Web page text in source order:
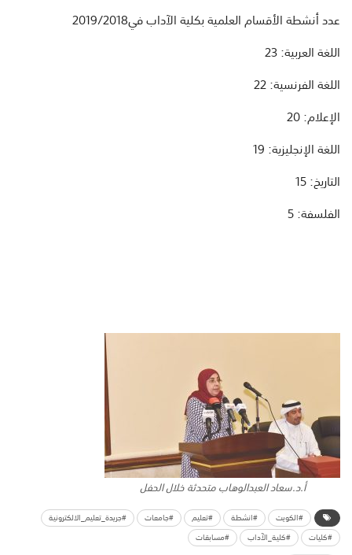
عدد أنشطة الأقسام العلمية بكلية الآداب في2019/2018
اللغة العربية: 23
اللغة الفرنسية: 22
الإعلام: 20
اللغة الإنجليزية: 19
التاريخ: 15
الفلسفة: 5
أ.د.سعاد العبدالوهاب متحدثة خلال الحفل
#الكويت #انشطة #تعليم #جامعات
#جريدة_تعليم_الالكترونية
#كليات
#كلية_الآداب #مسابقات